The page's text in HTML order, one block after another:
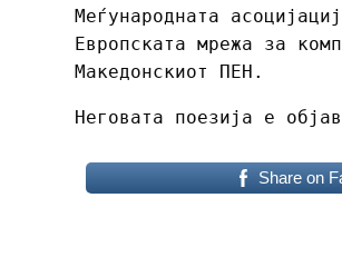
Меѓународната
Европската мрежа за
Македонскиот ПЕН.
Неговата поезија е
Share on